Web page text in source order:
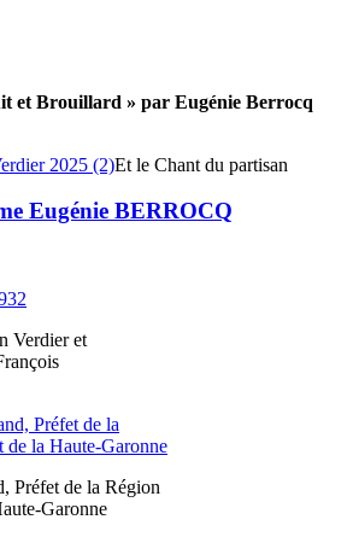
et Brouillard » par Eugénie Berrocq
Et le Chant du partisan
Eugénie BERROCQ
Verdier et
Préfet de la Région
Garonne